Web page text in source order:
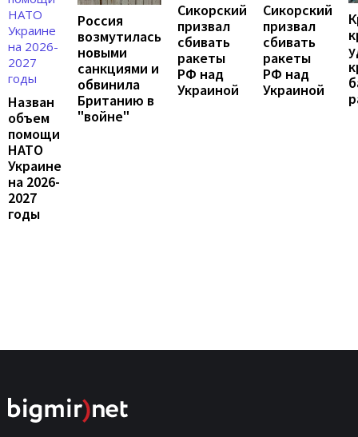
Назван
объем
помощи
НАТО
Украине
на 2026-
2027
годы
Россия
возмутилась
новыми
санкциями и
обвинила
Британию в
"войне"
Сикорский
призвал
сбивать
ракеты
РФ над
Украиной
Сикорский
призвал
сбивать
ракеты
РФ над
Украиной